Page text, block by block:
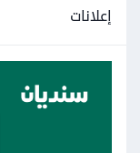
إعلانات